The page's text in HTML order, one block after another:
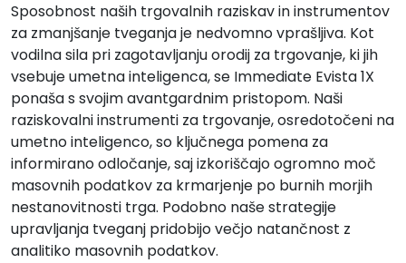
Sposobnost naših trgovalnih raziskav in instrumentov
za zmanjšanje tveganja je nedvomno vprašljiva. Kot
vodilna sila pri zagotavljanju orodij za trgovanje, ki jih
vsebuje umetna inteligenca, se Immediate Evista 1X
ponaša s svojim avantgardnim pristopom. Naši
raziskovalni instrumenti za trgovanje, osredotočeni na
umetno inteligenco, so ključnega pomena za
informirano odločanje, saj izkoriščajo ogromno moč
masovnih podatkov za krmarjenje po burnih morjih
nestanovitnosti trga. Podobno naše strategije
upravljanja tveganj pridobijo večjo natančnost z
analitiko masovnih podatkov.